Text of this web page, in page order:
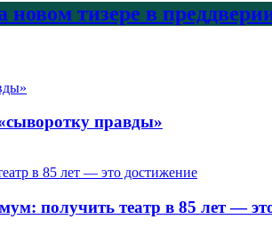
тизере в
правды»
получить театр в 85 лет —